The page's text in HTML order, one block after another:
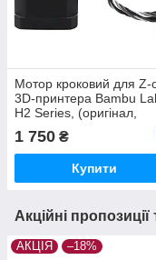
Мотор кроковий для Z-
3D-принтера Bambu
H2 Series, (оригінал,
FAM017)
1 750 ₴
Купити
Акційні
АКЦІЯ –18%